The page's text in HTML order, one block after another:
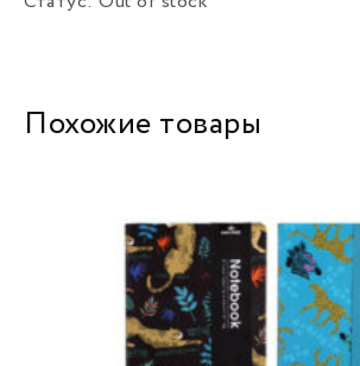
Похожие товары